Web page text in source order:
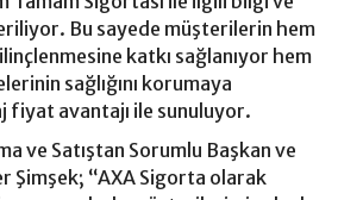
Bu sayede müşterilerin hem
katkı sağlanıyor hem
sağlığını korumaya
fiyat avantajı ile sunuluyor.
ve Satıştan Sorumlu Başkan ve
Şimşek; “AXA Sigorta olarak